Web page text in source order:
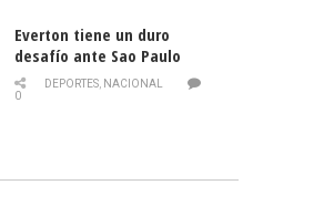
Everton tiene un duro
desafío ante Sao Paulo
DEPORTES, NACIONAL
0